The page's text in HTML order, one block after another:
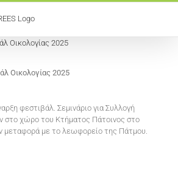
φεστιβάλ. Σεμινάριο για Συλλογή
στο χώρο του Κτήματος Πάτοινος στο
μεταφορά με το λεωφορείο της Πάτμου.